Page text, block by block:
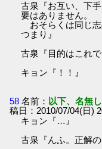
古泉『お互い、下
要はありません。
おそらくは同じ
つまり』
古泉『目的はこれ
キョン『！！』
58 名前： 以下、名無
稿日：2010/07/04(日)
キョン『…』
古泉『んふ。正解の